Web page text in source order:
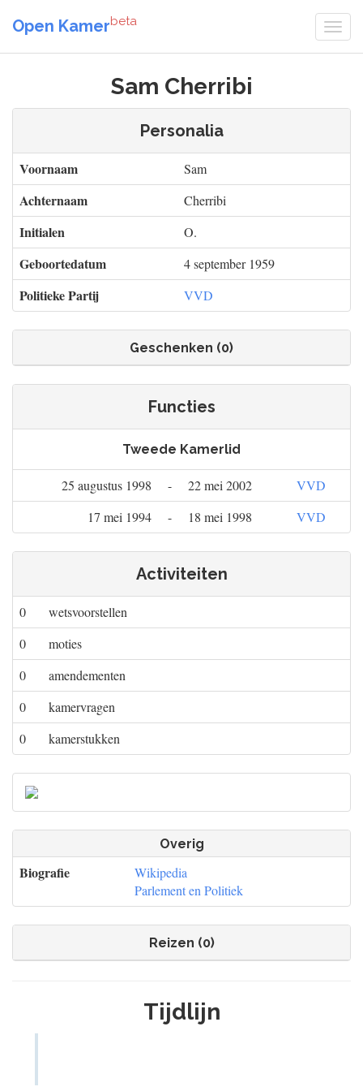
Open Kamerbeta
Sam Cherribi
Personalia
Voornaam Sam
Achternaam Cherribi
Initialen O.
Geboortedatum 4 september 1959
Politieke Partij VVD
Geschenken (0)
Functies
Tweede Kamerlid
25 augustus 1998 - 22 mei 2002
VVD
17 mei 1994
- 18 mei 1998 VVD
Activiteiten
0
wetsvoorstellen
0
moties
0
amendementen
0
kamervragen
0
kamerstukken
Overig
Biografie
Wikipedia
Parlement en Politiek
Reizen (0)
Tijdlijn